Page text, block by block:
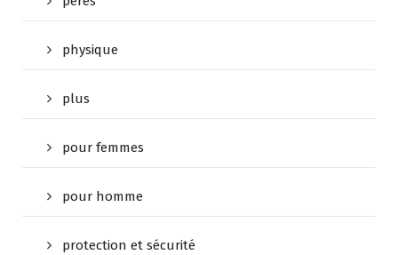
physique
plus
pour femmes
pour homme
protection et sécurité